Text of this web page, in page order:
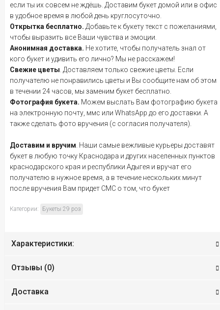
если ты их совсем не ждёшь. Доставим букет домой или в офис
в удобное время в любой день круглосуточно.
Открытка бесплатно. Добавьте к букету текст с пожеланиями,
чтобы выразить все Ваши чувства и эмоции.
Анонимная доставка. Не хотите, чтобы получатель знал от
кого букет и удивить его лично? Мы не расскажем!
Свежие цветы . Доставляем только свежие цветы. Если
получателю не понравились цветы и Вы сообщите нам об этом
в течении 24 часов, мы заменим букет бесплатно.
Фотография букета. Можем выслать Вам фотографию букета
на электронную почту, ммс или WhatsApp до его доставки. А
также сделать фото вручения (с согласия получателя).
Доставим и вручим . Наши самые вежливые курьеры доставят
букет в любую точку Краснодара и других населенных пунктов
краснодарского края и республики Адыгея и вручат его
получателю в нужное время, а в течение нескольких минут
после вручения Вам придет СМС о том, что букет
Категории: Букеты 29 роз
Характеристики:
Отзывы (0)
Доставка